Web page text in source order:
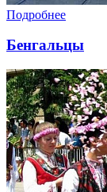
Подробнее
Бенгальцы